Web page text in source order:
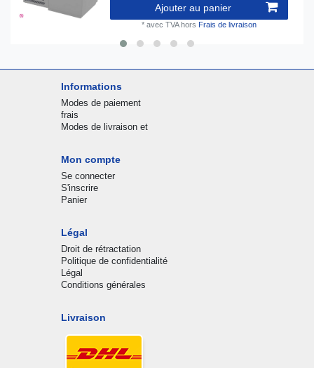
Ajouter au panier
* avec TVAhors Frais de livraison
Informations
Modes de paiement
frais
Modes de livraison et
Mon compte
Se connecter
S'inscrire
Panier
Légal
Droit de rétractation
Politique de confidentialité
Légal
Conditions générales
Livraison